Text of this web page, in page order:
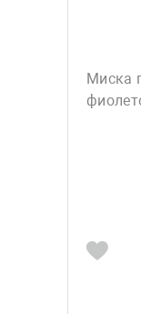
Миска